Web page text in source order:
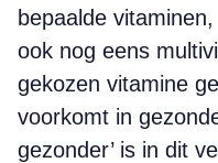
bepaalde vitaminen,
ook nog eens
gekozen vitamine
voorkomt in
gezonder’ is in dit